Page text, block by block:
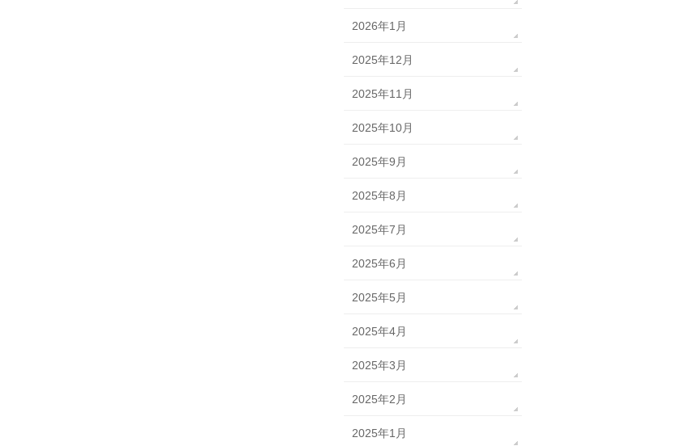
2026年1月
2025年12月
2025年11月
2025年10月
2025年9月
2025年8月
2025年7月
2025年6月
2025年5月
2025年4月
2025年3月
2025年2月
2025年1月